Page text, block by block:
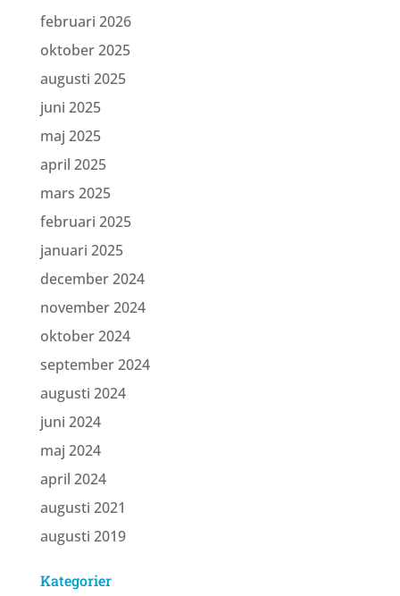
februari 2026
oktober 2025
augusti 2025
juni 2025
maj 2025
april 2025
mars 2025
februari 2025
januari 2025
december 2024
november 2024
oktober 2024
september 2024
augusti 2024
juni 2024
maj 2024
april 2024
augusti 2021
augusti 2019
Kategorier